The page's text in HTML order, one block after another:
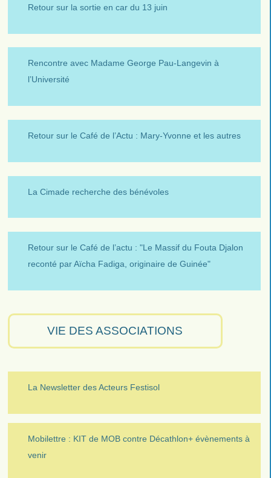
Retour sur la sortie en car du 13 juin
Rencontre avec Madame George Pau-Langevin à
l’Université
Retour sur le Café de l’Actu : Mary-Yvonne et les autres
La Cimade recherche des bénévoles
Retour sur le Café de l’actu : "Le Massif du Fouta Djalon
reconté par Aïcha Fadiga, originaire de Guinée"
VIE DES ASSOCIATIONS
La Newsletter des Acteurs Festisol
Mobilettre : KIT de MOB contre Décathlon+ évènements à
venir